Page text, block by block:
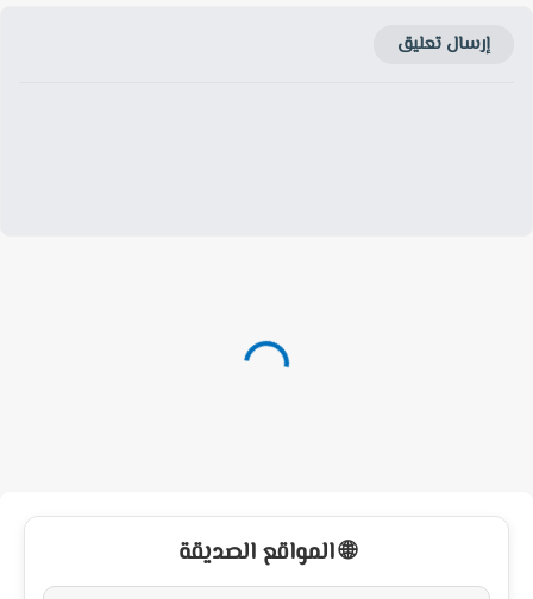
إرسال تعليق
🌐 المواقع الصديقة